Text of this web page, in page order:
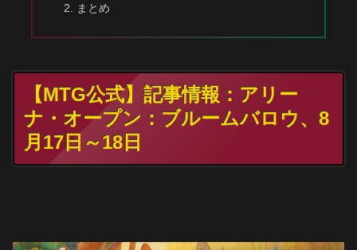
まとめ
【MTG公式】記事情報：アリー
ナ・オープン：ブルームバロウ、8
月17日～18日